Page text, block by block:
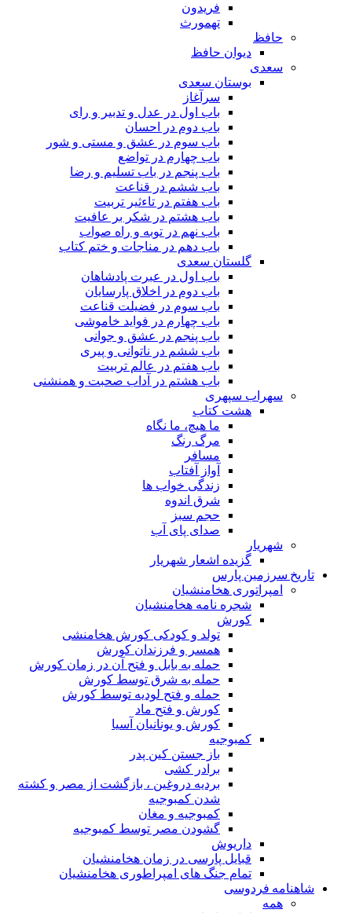
فریدون
تهمورث
حافظ
دیوان حافظ
سعدی
بوستان سعدی
سرآغاز
باب اول در عدل و تدبیر و رای
باب دوم در احسان
باب سوم در عشق و مستی و شور
باب چهارم در تواضع
باب پنجم در باب تسلیم و رضا
باب ششم در قناعت
باب هفتم در تاءثیر تربیت
باب هشتم در شکر بر عافیت
باب نهم در توبه و راه صواب
باب دهم در مناجات و ختم کتاب
گلستان سعدی
باب اول در عبرت پادشاهان
باب دوم در اخلاق پارسایان
باب سوم در فضیلت قناعت
باب چهارم در فواید خاموشى
باب پنجم در عشق و جوانى
باب ششم در ناتوانى و پیرى
باب هفتم در عالم تربیت
باب هشتم در آداب صحبت و همنشنى
سهراب سپهری
هشت کتاب
ما هیچ، ما نگاه
مرگ رنگ
مسافر
آواز آفتاب
زندگی خواب ها
شرق اندوه
حجم سبز
صدای پای آب
شهریار
گزیده اشعار شهریار
تاریخ سرزمین پارس
امپراتوری هخامنشیان
شجره نامه هخامنشیان
کورش
تولد و کودکی کورش هخامنشی
همسر و فرزندان کورش
حمله به بابل و فتح آن در زمان کورش
حمله به شرق توسط کورش
حمله و فتح لودیه توسط کورش
کورش و فتح ماد
کورش و یونانیان آسیا
کمبوجیه
باز جستن کین پدر
برادر کشی
بردیه دروغین ، بازگشت از مصر و کشته
شدن کمبوجیه
کمبوجیه و مغان
گشودن مصر توسط کمبوجیه
داریوش
قبایل پارسی در زمان هخامنشیان
تمام جنگ های امپراطوری هخامنشیان
شاهنامه فردوسی
همه